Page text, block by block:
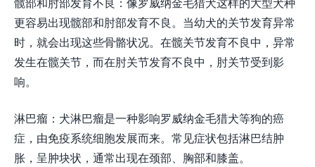
更容易出现髋部和肘部发育不良。当幼犬的关节发育异常
时，就会出现这些骨骼状况。在髋关节发育不良中，异常
发生在髋关节，而在肘关节发育不良中，肘关节受到影
响。
淋巴瘤：犬淋巴瘤是一种影响罗威纳金毛猎犬等狗的癌
症，由免疫系统细胞发展而来。常见症状包括淋巴结肿
胀，呈肿块状，通常出现在颈部、胸部和膝盖。